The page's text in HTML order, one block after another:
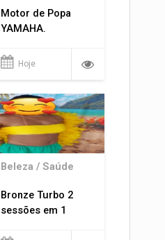
Motor de Popa
YAMAHA.
Hoje
Beleza / Saúde
Bronze Turbo 2
sessões em 1